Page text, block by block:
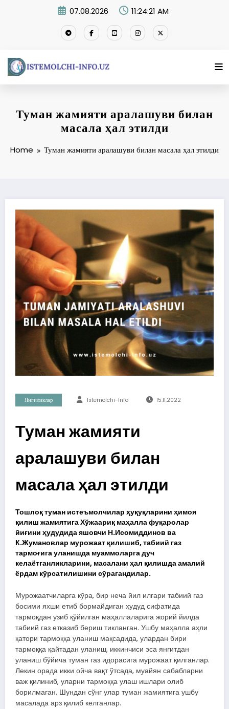
07.08.2026 11:24:22 AM
Туман жамияти аралашуви билан
масала ҳал этилди
Home Туман жамияти аралашуви билан масала ҳал этилди
Янгиликлар Istemolchi-Info 15.11.2022
Туман жамияти
аралашуви билан
масала ҳал этилди
Тошлоқ туман истеъмолчилар ҳуқуқларини ҳимоя
қилиш жамиятига Хўжаариқ маҳалла фуқаролар
йиғини ҳудудида яшовчи Н.Исомиддинов ва
К.Жумановлар мурожаат қилишиб, табиий газ
тармоғига уланишда муаммоларга дуч
келаётганликларини, масалани ҳал қилишда амалий
ёрдам кўрсатилишини сўрагандилар.
Мурожаатчиларга кўра, бир неча йил илгари табиий газ
босими яхши етиб бормайдиган ҳудуд сифатида
тармоқдан узиб қўйилган маҳаллаларига жорий йилда
табиий газ етказиб бериш тикланган. Ушбу маҳалла аҳли
қатори тармоққа уланиш мақсадида, улардан бири
тармоққа қайтадан уланиш, иккинчиси эса янгитдан
уланиш бўйича туман газ идорасига мурожаат қилганлар.
Лекин орада икки ойча вақт ўтсада, муайян сабабларни
важ қилиниб, уларни тармоққа улаш ишлари олиб
борилмаган. Шундан сўнг улар туман жамиятига ушбу
масалада арз қилиб келганлар.